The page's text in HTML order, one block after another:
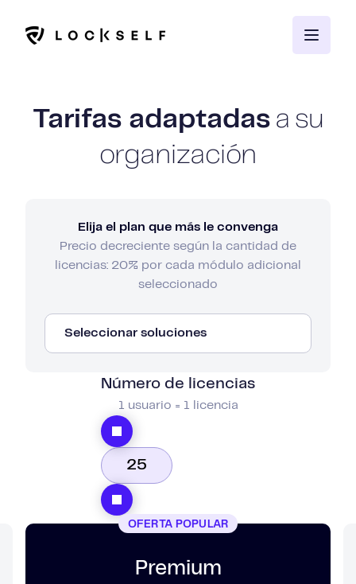
Tarifas adaptadasa su
organización
Elija el plan que más le convenga
Precio decreciente según la cantidad de
licencias: 20% por cada módulo adicional
seleccionado
Seleccionar soluciones
LockPass
Contraseñas
LockTransfer
Transferencias de archivos
LockFiles
Almacenamiento de archivos
Número de licencias
1 usuario = 1 licencia
OFERTA POPULAR
Premium